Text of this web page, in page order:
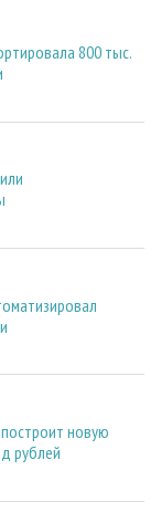
800 тыс.
новую
рублей